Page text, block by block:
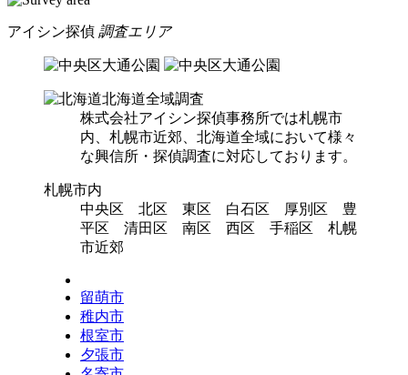
アイシン探偵 調査エリア
北海道全域調査
株式会社アイシン探偵事務所では札幌市
内、札幌市近郊、北海道全域において様々
な興信所・探偵調査に対応しております。
札幌市内
中央区 北区 東区 白石区 厚別区 豊
平区 清田区 南区 西区 手稲区 札幌
市近郊
留萌市
稚内市
根室市
夕張市